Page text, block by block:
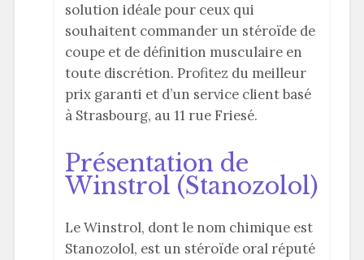
solution idéale pour ceux qui
souhaitent commander un stéroïde de
coupe et de définition musculaire en
toute discrétion. Profitez du meilleur
prix garanti et d’un service client basé
à Strasbourg, au 11 rue Friesé.
Présentation de
Winstrol (Stanozolol)
Le Winstrol, dont le nom chimique est
Stanozolol, est un stéroïde oral réputé